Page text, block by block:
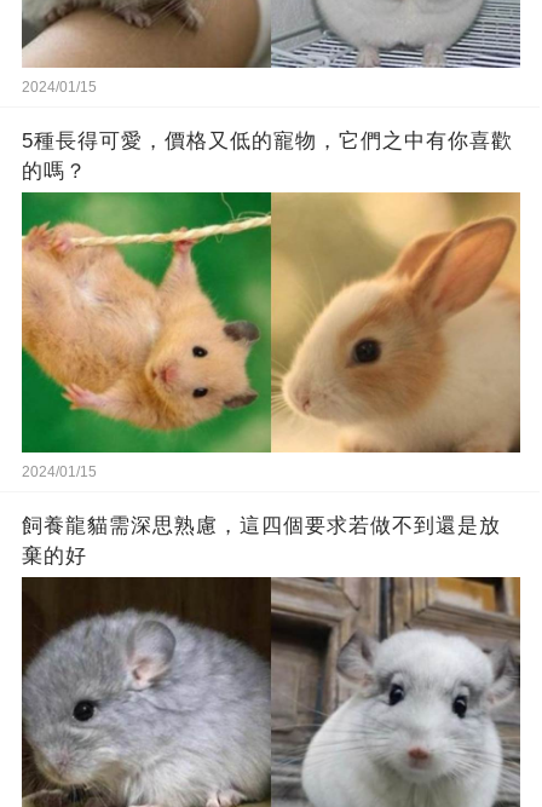
2024/01/15
5種長得可愛，價格又低的寵物，它們之中有你喜歡
的嗎？
2024/01/15
飼養龍貓需深思熟慮，這四個要求若做不到還是放
棄的好